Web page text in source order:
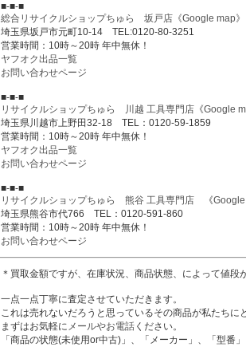
■-■-■
総合リサイクルショップちゅら 坂戸店 《Google map》
埼玉県坂戸市元町10-14 TEL:0120-80-3251
営業時間：10時～20時 年中無休！
ヤフオク出品一覧
お問い合わせページ
■-■-■
リサイクルショップちゅら 川越 工具専門店 《Google
埼玉県川越市上野田32-18 TEL：0120-59-1859
営業時間：10時～20時 年中無休！
ヤフオク出品一覧
お問い合わせページ
■-■-■
リサイクルショップちゅら 熊谷 工具専門店 《
埼玉県熊谷市代766 TEL：0120-591-860
営業時間：10時～20時 年中無休！
お問い合わせページ
＊買取金額ですが、在庫状況、商品状態、によって値段
一点一点丁寧に査定させていただきます。
これは売れないだろうと思っているその商品が私たちに
まずはお気軽に メールやお電話 ください。
「商品の状態(未使用or中古)」、「メーカー」、「型番